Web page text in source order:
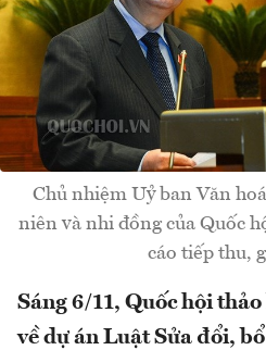
Chủ nhiệm Uỷ ban Văn
niên và nhi đồng của Quốc
cáo tiếp thu,
Sáng 6/11, Quốc hội
về dự án Luật Sửa đổi,